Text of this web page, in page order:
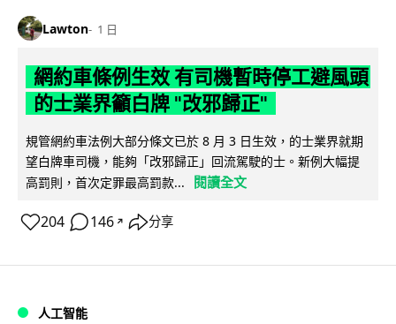
Lawton 1 日
網約車條例生效 有司機暫時停工避風頭
的士業界籲白牌 "改邪歸正"
規管網約車法例大部分條文已於 8 月 3 日生效，的士業界就期
望白牌車司機，能夠「改邪歸正」回流駕駛的士。新例大幅提
高罰則，首次定罪最高罰款...
閱讀全文
204 146 ↗ 分享
人工智能